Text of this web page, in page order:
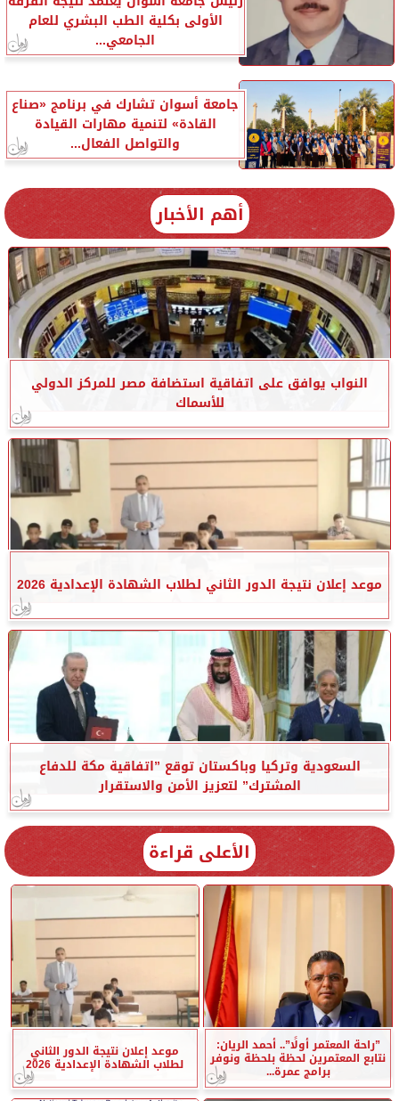
الأولى بكلية الطب البشري للعام
الجامعي...
جامعة أسوان تشارك في برنامج «صناع
القادة» لتنمية مهارات القيادة
والتواصل الفعال...
أهم الأخبار
النواب يوافق على اتفاقية استضافة مصر للمركز الدولي
للأسماك
موعد إعلان نتيجة الدور الثاني لطلاب الشهادة الإعدادية 2026
السعودية وتركيا وباكستان توقع ”اتفاقية مكة للدفاع
المشترك” لتعزيز الأمن والاستقرار
الأعلى قراءة
”راحة المعتمر أولًا”.. أحمد الريان:
نتابع المعتمرين لحظة بلحظة ونوفر
برامج عمرة...
موعد إعلان نتيجة الدور الثاني
لطلاب الشهادة الإعدادية 2026